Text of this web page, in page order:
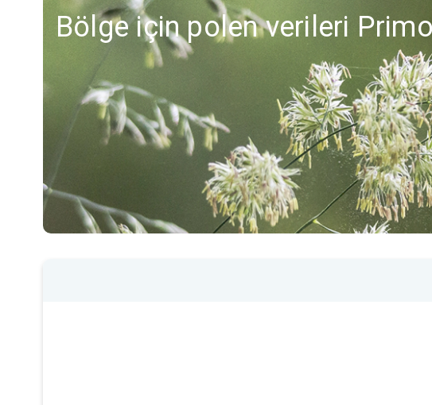
Bölge için polen verileri